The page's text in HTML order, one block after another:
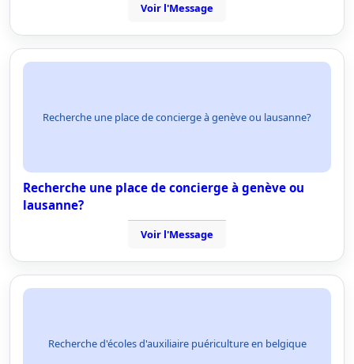
Voir l'Message
Recherche une place de concierge à genève ou lausanne?
Recherche une place de concierge à genève ou
lausanne?
Voir l'Message
Recherche d'écoles d'auxiliaire puériculture en belgique